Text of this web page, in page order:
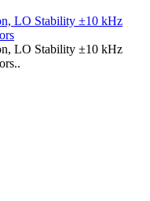
LO Stability ±10 kHz
LO Stability ±10 kHz